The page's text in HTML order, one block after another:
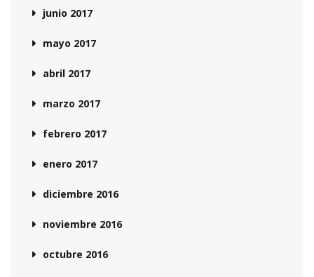
junio 2017
mayo 2017
abril 2017
marzo 2017
febrero 2017
enero 2017
diciembre 2016
noviembre 2016
octubre 2016